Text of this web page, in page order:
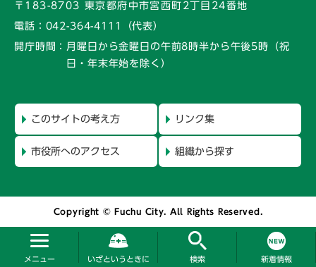
メニュー いざというときに 検索 新着情報
〒183-8703 東京都府中市宮西町2丁目24番地
電話： 042-364-4111（代表）
開庁時間： 月曜日から金曜日の午前8時半から午後5時 （祝
日・年末年始を除く）
このサイトの考え方 リンク集
市役所へのアクセス 組織から探す
Copyright © Fuchu City. All Rights Reserved.